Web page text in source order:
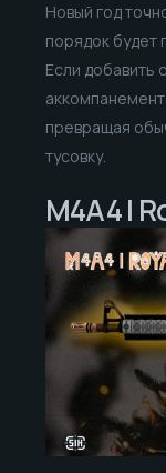
Новый год
порядок будет
Если добавить
превращая
тусовку.
M4A4 |